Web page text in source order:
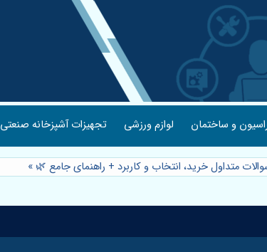
و ساختمان لوازم ورزشی تجهیزات آشپزخانه صنعتی
متداول خرید، انتخاب و کاربرد + راهنمای جامع 🌿 »